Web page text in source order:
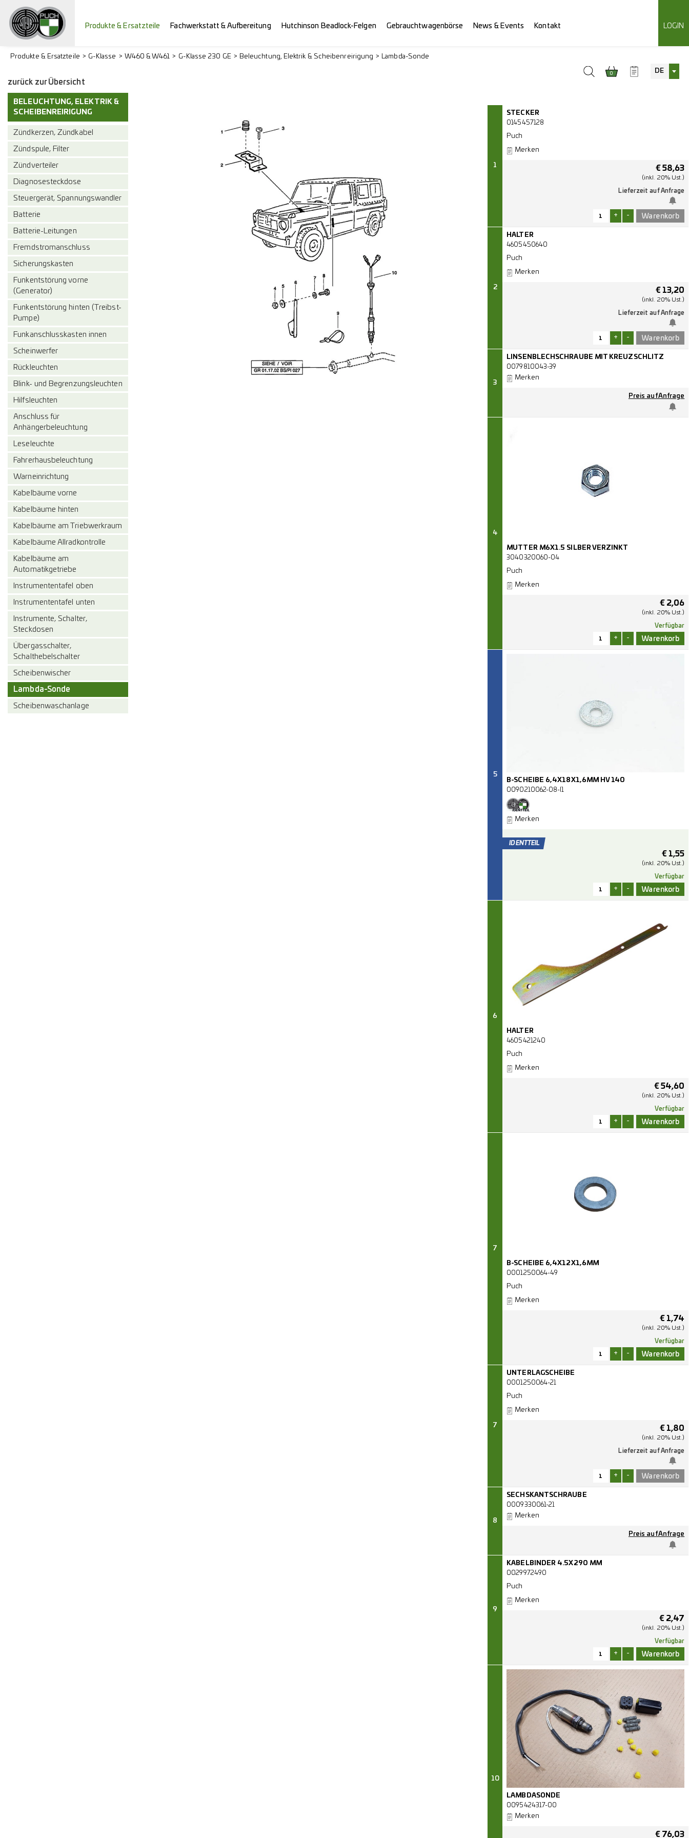
Produkte & Ersatzteile Fachwerkstatt & Aufbereitung Hutchinson Beadlock-Felgen Gebrauchtwagenbörse News & Events Kontakt LOGIN
0 DE
Produkte & Ersatzteile G-Klasse W460 & W461 G-Klasse 230 GE Beleuchtung, Elektrik & Scheibenreirigung Lambda-Sonde
zurück zur Übersicht
BELEUCHTUNG, ELEKTRIK &
SCHEIBENREIRIGUNG
Zündkerzen, Zündkabel
Zündspule, Filter
Zündverteiler
Diagnosesteckdose
Steuergerät, Spannungswandler
Batterie
Batterie-Leitungen
Fremdstromanschluss
Sicherungskasten
Funkentstörung vorne
(Generator)
Funkentstörung hinten (Treibst-
Pumpe)
Funkanschlusskasten innen
Scheinwerfer
Rückleuchten
Blink- und Begrenzungsleuchten
Hilfsleuchten
Anschluss für
Anhängerbeleuchtung
Leseleuchte
Fahrerhausbeleuchtung
Warneinrichtung
Kabelbäume vorne
Kabelbäume hinten
Kabelbäume am Triebwerkraum
Kabelbäume Allradkontrolle
Kabelbäume am
Automatikgetriebe
Instrumententafel oben
Instrumententafel unten
Instrumente, Schalter,
Steckdosen
Übergasschalter,
Schalthebelschalter
Scheibenwischer
Lambda-Sonde
Scheibenwaschanlage
1
STECKER
0145457128
Puch
Merken
€ 58,63
(inkl. 20% Ust.)
Lieferzeit auf Anfrage
+ -
2
HALTER
4605450640
Puch
Merken
€ 13,20
(inkl. 20% Ust.)
Lieferzeit auf Anfrage
+ -
3
LINSENBLECHSCHRAUBE MIT KREUZSCHLITZ
0079810043-39
Merken
Preis auf Anfrage
4
MUTTER M6X1.5 SILBER VERZINKT
3040320060-04
Puch
Merken
€ 2,06
(inkl. 20% Ust.)
Verfügbar
+ -
5
B-SCHEIBE 6,4X18X1,6MM HV 140
0090210062-08-I1
Merken
€ 1,55
(inkl. 20% Ust.)
Verfügbar
+ -
6
HALTER
4605421240
Puch
Merken
€ 54,60
(inkl. 20% Ust.)
Verfügbar
+ -
7
B-SCHEIBE 6,4X12X1,6MM
0001250064-49
Puch
Merken
€ 1,74
(inkl. 20% Ust.)
Verfügbar
+ -
7
UNTERLAGSCHEIBE
0001250064-21
Puch
Merken
€ 1,80
(inkl. 20% Ust.)
Lieferzeit auf Anfrage
+ -
8
SECHSKANTSCHRAUBE
0009330061-21
Merken
Preis auf Anfrage
9
KABELBINDER 4.5X290 MM
0029972490
Puch
Merken
€ 2,47
(inkl. 20% Ust.)
Verfügbar
+ -
10
LAMBDASONDE
0095424317-00
Merken
€ 76,03